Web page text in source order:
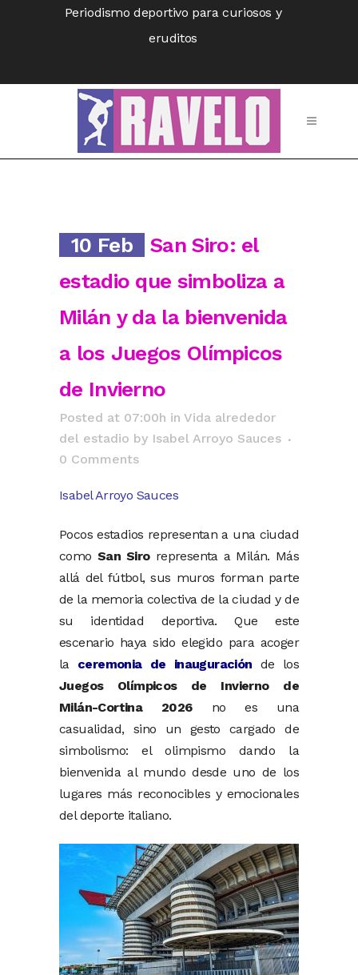
Periodismo deportivo para curiosos y
eruditos
10 Feb
San Siro: el
estadio que simboliza a
Milán y da la bienvenida
a los Juegos Olímpicos
de Invierno
Posted at 07:00h in Vida alrededor
del estadio by Isabel Arroyo Sauces
0 Comments
Isabel Arroyo Sauces
Pocos estadios representan a una ciudad
como San Sirorepresenta a Milán. Más
allá del fútbol, sus muros forman parte
de la memoria colectiva de la ciudad y de
su identidad deportiva. Que este
escenario haya sido elegido para acoger
la ceremonia de inauguración de los
Juegos Olímpicos de Invierno de
Milán-Cortina 2026no es una
casualidad, sino un gesto cargado de
simbolismo: el olimpismo dando la
bienvenida al mundo desde uno de los
lugares más reconocibles y emocionales
del deporte italiano.